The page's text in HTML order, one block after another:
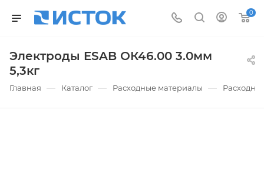
0
Электроды ESAB ОК46.00 3.0мм
5,3кг
Главная — Каталог — Расходные материалы —